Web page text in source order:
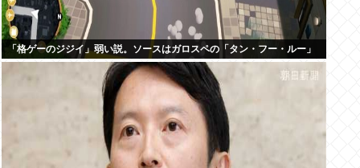
「格ゲーのジジイ」弱い説。ソースはガロスペの「タン・フー・ルー」